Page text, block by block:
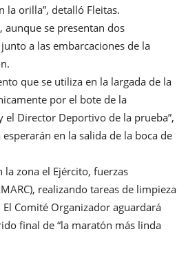
la orilla”, detalló Fleitas.
aunque se presentan dos
a las embarcaciones de la
que se utiliza en la largada de la
por el bote de la
el Director Deportivo de la prueba”,
en la salida de la boca de
la zona el Ejército, fuerzas
realizando tareas de limpieza
Comité Organizador aguardará
final de “la maratón más linda